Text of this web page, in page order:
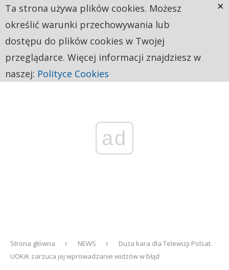
ad
Strona główna NEWS
Duża kara dla Telewizji Polsat.
UOKiK zarzuca jej wprowadzanie widzów w błąd
Ta strona używa plików cookies. Możesz
określić warunki przechowywania lub
dostępu do plików cookies w Twojej
przeglądarce. Więcej informacji znajdziesz w
naszej: Polityce Cookies
×